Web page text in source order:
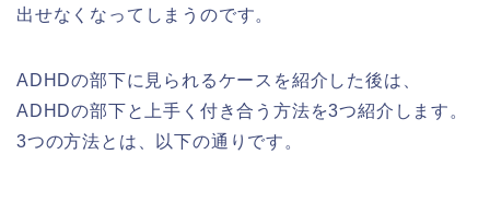
出せなくなってしまうのです。
ADHDの部下に見られるケースを紹介した後は、
ADHDの部下と上手く付き合う方法を3つ紹介します。
3つの方法とは、以下の通りです。